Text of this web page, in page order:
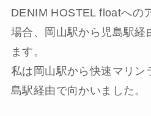
DENIM HOSTEL floatへの
場合、岡山駅から児島駅経
ます。
私は岡山駅から快速マリン
島駅経由で向かいました。